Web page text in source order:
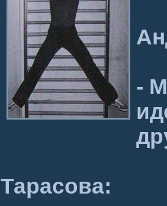
-
Тарасова: